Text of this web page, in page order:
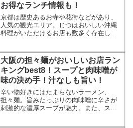
お得なランチ情報も！
京都は歴史あるお寺や花街などがあり、
人気の観光エリア。じつはおいしい沖縄
料理がいただけるお店も数多く存在しま
紹介していきたいと思います！京都のお
すすめ沖縄料理店ランキン...
大阪の担々麺がおいしいお店ラン
キングbest8！スープと肉味噌が
味の決め手！汁なしも旨い！
辛い物好きにはたまらないラーメン、
担々麺。旨みたっぷりの肉味噌に辛さが
刺激的な濃厚スープが魅力。また、スー